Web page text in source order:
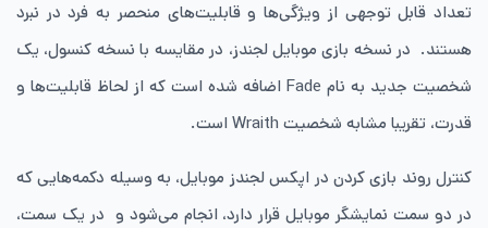
تعداد قابل توجهی از ویژگی‌ها و قابلیت‌های منحصر به فرد در نبرد
هستند. در نسخه بازی موبایل لجندز، در مقایسه با نسخه کنسول، یک
شخصیت جدید به نام Fade اضافه شده است که از لحاظ قابلیت‌ها و
قدرت، تقریبا مشابه شخصیت Wraith است.
کنترل روند بازی کردن در اپکس لجندز موبایل، به وسیله دکمه‌هایی که
در دو سمت نمایشگر موبایل قرار دارد، انجام می‌شود و در یک سمت،